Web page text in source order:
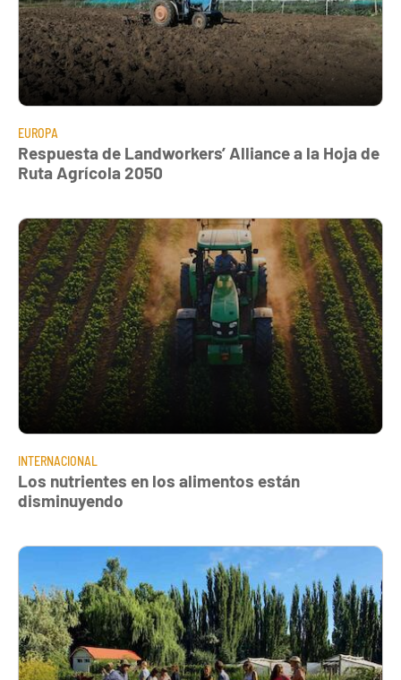
EUROPA
Respuesta de Landworkers’ Alliance a la Hoja de
Ruta Agrícola 2050
INTERNACIONAL
Los nutrientes en los alimentos están
disminuyendo